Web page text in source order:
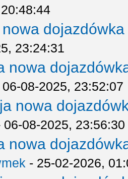
23:24:31
nowa
06-08-2025, 23:52:07
nowa
06-08-2025, 23:56:30
nowa
- 25-02-2026,